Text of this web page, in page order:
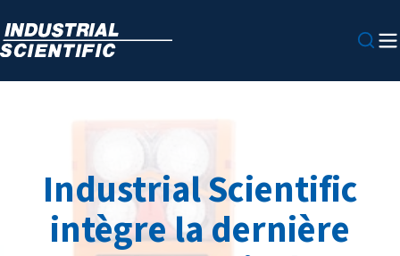
Industrial Scientific
intègre la dernière